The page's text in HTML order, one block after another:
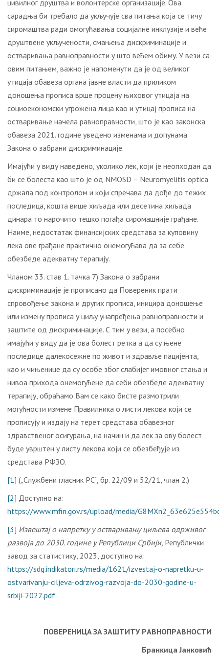
цивилног друштва и волонтерске организације. Ова
сарадња би требало да укључује сва питања која се тичу
сиромаштва ради омогућавања социјалне инклузије и веће
друштвене укључености, смањења дискриминације и
остваривања равноправности у што већем обиму. У вези са
овим питањем, важно је напоменути да је од великог
утицаја обавеза органа јавне власти да приликом
доношења прописа врше процену њиховог утицаја на
социоекономски угрожена лица као и утицај прописа на
остваривање начела равноправности, што је као законска
обавеза 2021. године уведено изменама и допунама
Закона о забрани дискриминације.
Имајући у виду наведено, уколико лек, који је неопходан да
би се болеста као што је од NMOSD – Neuromyelitis optica
држала под контролом и који спречава да дође до тежих
последица, кошта више хиљада или десетина хиљада
динара то нарочито тешко погађа сиромашније грађане.
Наиме, недостатак финансијских средстава за куповину
лека ове грађане практично онемогућава да за себе
обезбеде адекватну терапију.
Чланом 33. став 1. тачка 7) Закона о забрани
дискриминације је прописано да Повереник прати
спровођење закона и других прописа, иницира доношење
или измену прописа у циљу унапређења равноправности и
заштите од дискриминације. С тим у вези, а посебно
имајући у виду да је ова болест ретка а да су њене
последице далекосежне по живот и здравље пацијента,
као и чињенице да су особе због слабијег имовног стања и
нивоа прихода онемогућене да себи обезбеде адекватну
терапију, обраћамо Вам се како бисте размотрили
могућности измене Правилника о листи лекова који се
прописују и издају на терет средстава обавезног
здравственог осигурања, на начин и да лек за ову болест
буде уврштен у листу лекова који се обезбеђује из
средстава РФЗО.
[1] („Службени гласник РС“, бр. 22/09 и 52/21, члан 2.)
[2] Доступно на:
https://www.mfin.gov.rs/upload/media/
[3] Извештај о напретку у остваривању циљева одрживог
развоја до 2030. године у Републици Србији, Републички
завод за статистику, 2023, доступно на:
https://sdg.indikatori.rs/media/1621/izvestaj-o-napretku-u-
ostvarivanju-ciljeva-odrzivog-razvoja-do-2030-godine-u-
srbiji-2022.pdf
ПOВEРEНИЦA ЗA ЗAШTИTУ РAВНOПРAВНOСTИ
Брaнкицa Jaнкoвић